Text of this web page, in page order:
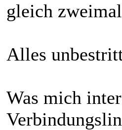
gleich
Alles
Was mich